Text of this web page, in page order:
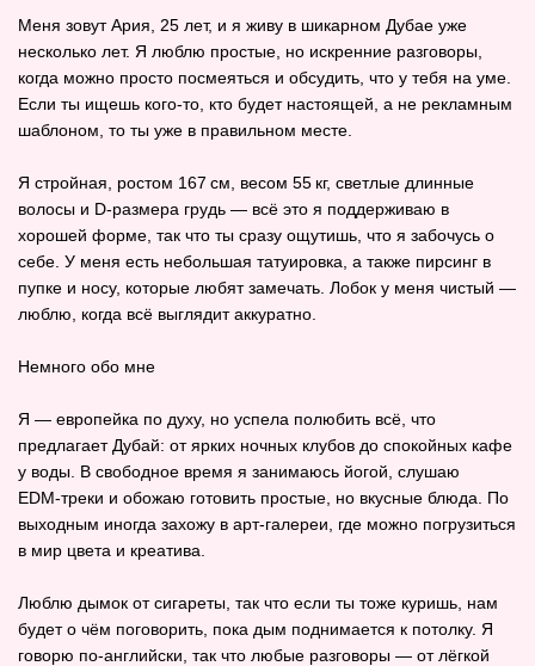
Меня зовут Ария, 25 лет, и я живу в шикарном Дубае уже
несколько лет. Я люблю простые, но искренние разговоры,
когда можно просто посмеяться и обсудить, что у тебя на уме.
Если ты ищешь кого‑то, кто будет настоящей, а не рекламным
шаблоном, то ты уже в правильном месте.
Я стройная, ростом 167 см, весом 55 кг, светлые длинные
волосы и D‑размера грудь — всё это я поддерживаю в
хорошей форме, так что ты сразу ощутишь, что я забочусь о
себе. У меня есть небольшая татуировка, а также пирсинг в
пупке и носу, которые любят замечать. Лобок у меня чистый —
люблю, когда всё выглядит аккуратно.
Немного обо мне
Я — европейка по духу, но успела полюбить всё, что
предлагает Дубай: от ярких ночных клубов до спокойных кафе
у воды. В свободное время я занимаюсь йогой, слушаю
EDM‑треки и обожаю готовить простые, но вкусные блюда. По
выходным иногда захожу в арт‑галереи, где можно погрузиться
в мир цвета и креатива.
Люблю дымок от сигареты, так что если ты тоже куришь, нам
будет о чём поговорить, пока дым поднимается к потолку. Я
говорю по‑английски, так что любые разговоры — от лёгкой